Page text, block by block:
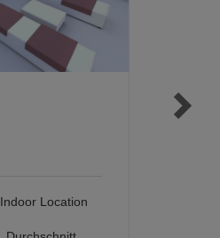
Indoor Location